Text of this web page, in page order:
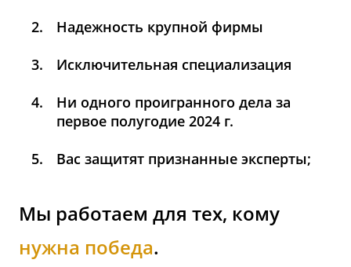
Надежность крупной фирмы
Исключительная специализация
Ни одного проигранного дела за
первое полугодие 2024 г.
Вас защитят признанные эксперты;
Мы работаем для тех, кому
нужна победа.